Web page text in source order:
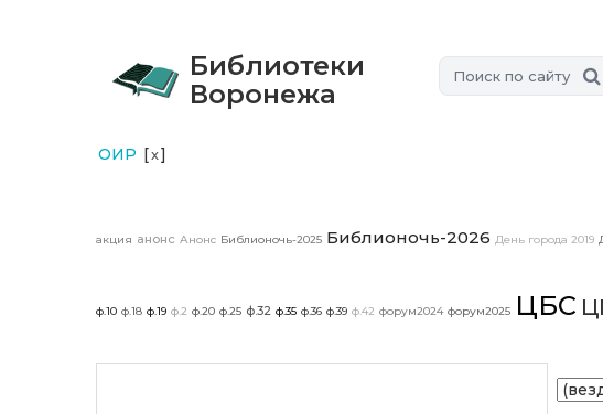
Библиотеки
Воронежа
ОИР [x]
акция анонс Анонс Библионочь-2025 Библионочь-2026 День города 2019
ф.10 ф.18 ф.19 ф.2 ф.20 ф.25 ф.32 ф.35 ф.36 ф.39 ф.42 форум2024 форум2025 ЦБС